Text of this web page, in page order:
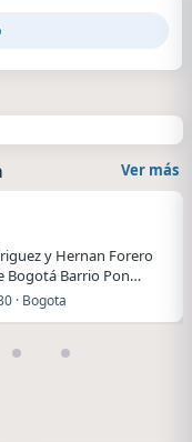
Ver más
y Hernan Forero
Bogotá Barrio Pon…
· Bogota